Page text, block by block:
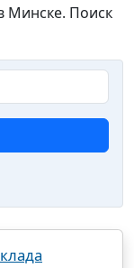
Минске. Поиск